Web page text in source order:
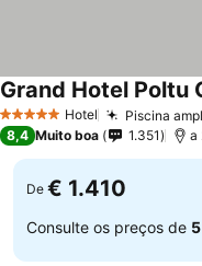
5 Estrelas Hotel Piscina
Grand Hotel Poltu
8,4 Muito boa 1.351 a
De € 1.410
Consulte os preços de